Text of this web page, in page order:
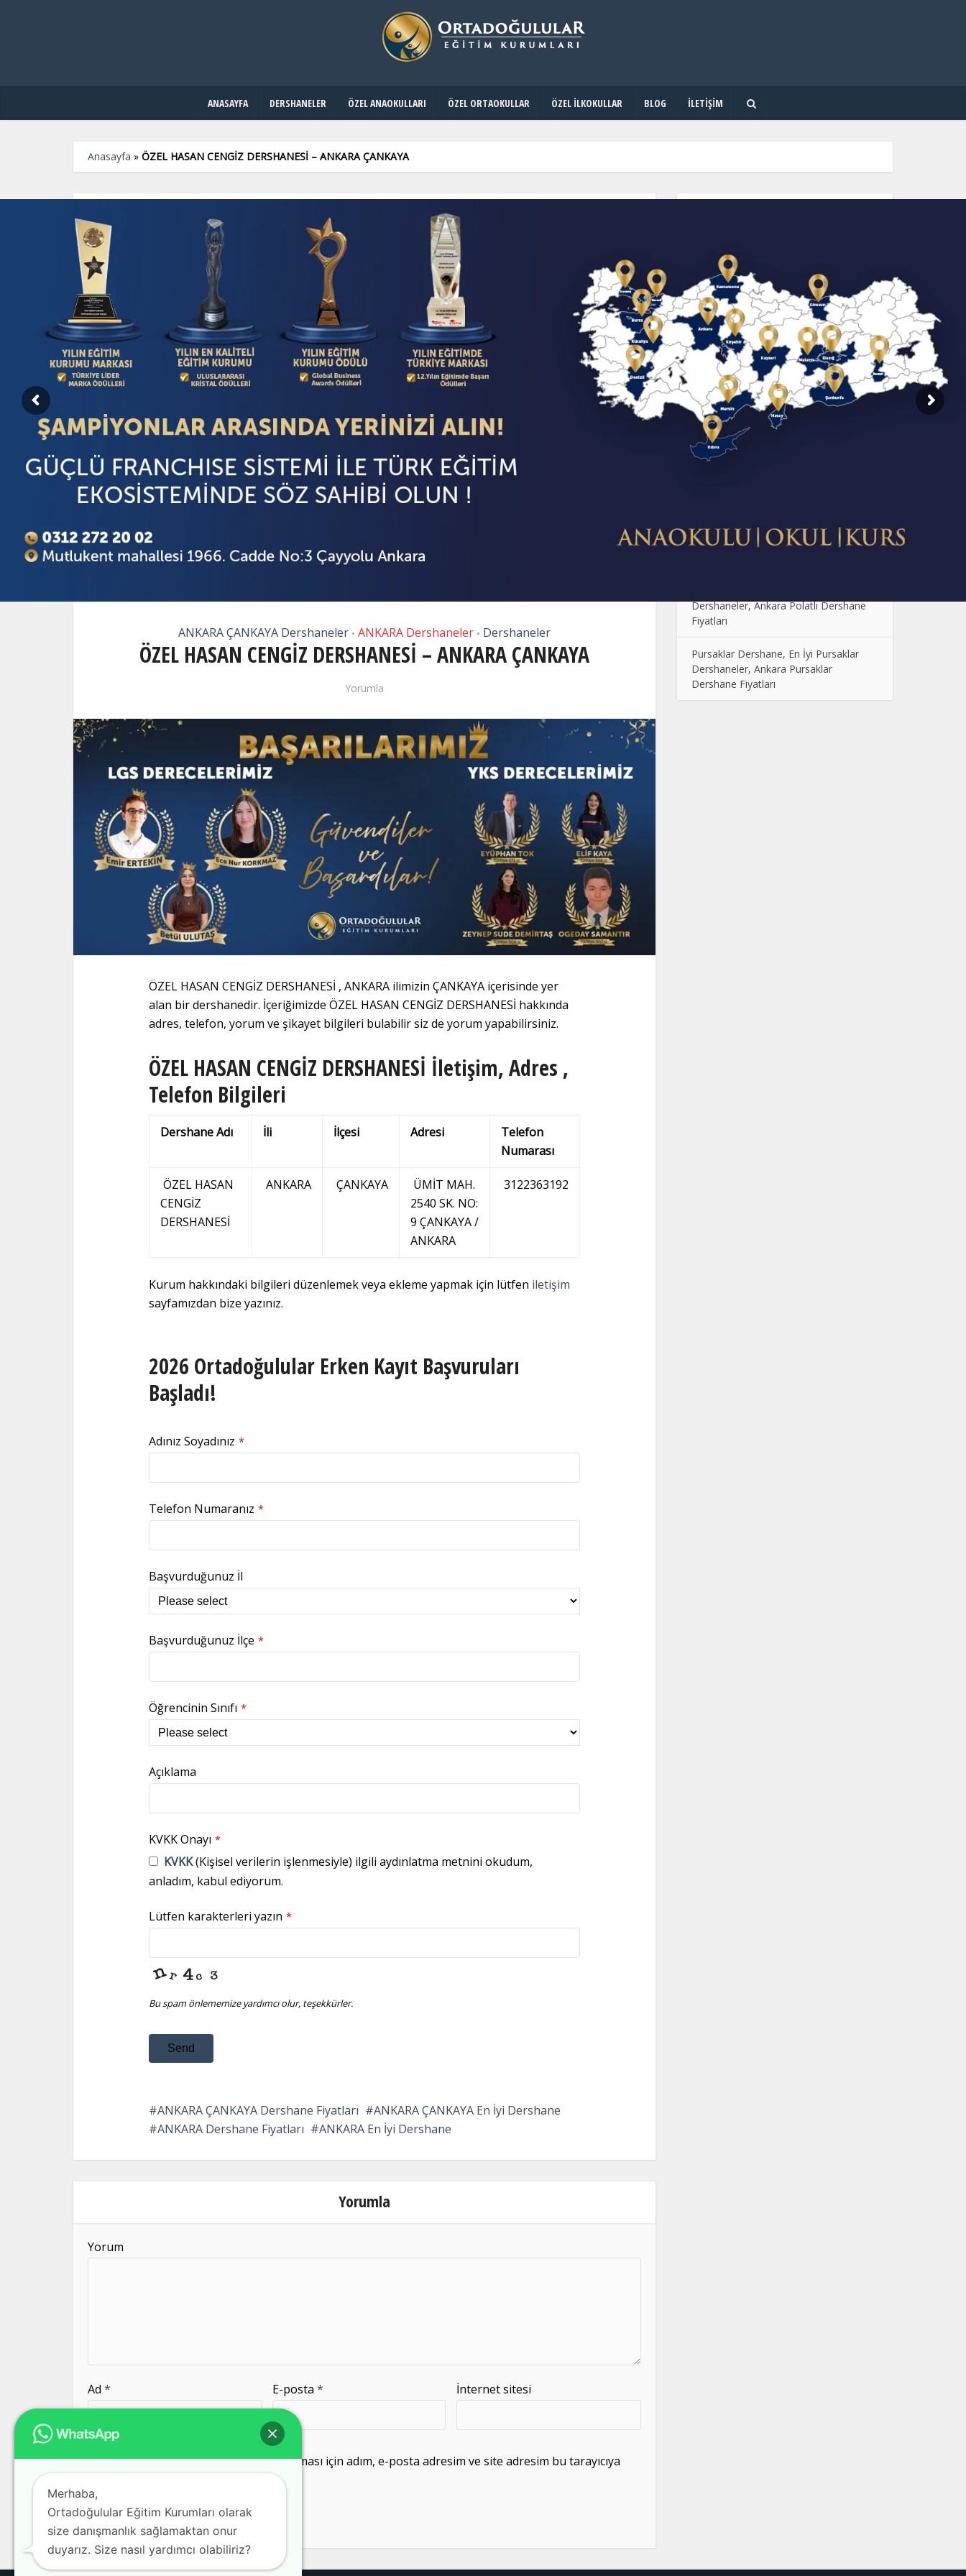
ANASAYFA DERSHANELER ÖZEL ANAOKULLARI ÖZEL ORTAOKULLAR ÖZEL İLKOKULLAR BLOG İLETIŞIM
Anasayfa » ÖZEL HASAN CENGİZ DERSHANESİ – ANKARA ÇANKAYA
ANKARA ÇANKAYA Dershaneler • ANKARA Dershaneler • Dershaneler
ÖZEL HASAN CENGİZ DERSHANESİ – ANKARA ÇANKAYA
Yorumla
ÖZEL HASAN CENGİZ DERSHANESİ , ANKARA ilimizin ÇANKAYA içerisinde yer
alan bir dershanedir. İçeriğimizde ÖZEL HASAN CENGİZ DERSHANESİ hakkında
adres, telefon, yorum ve şikayet bilgileri bulabilir siz de yorum yapabilirsiniz.
ÖZEL HASAN CENGİZ DERSHANESİ İletişim, Adres ,
Telefon Bilgileri
Dershane Adı İli İlçesi Adresi
Telefon
Numarası
ÖZEL HASAN
CENGİZ
DERSHANESİ
ANKARA ÇANKAYA
ÜMİT MAH.
2540 SK. NO:
9 ÇANKAYA /
ANKARA
3122363192
Kurum hakkındaki bilgileri düzenlemek veya ekleme yapmak için lütfen iletişim
sayfamızdan bize yazınız.
2026 Ortadoğulular Erken Kayıt Başvuruları
Başladı!
Adınız Soyadınız *
Telefon Numaranız *
Başvurduğunuz İl
Başvurduğunuz İlçe *
Öğrencinin Sınıfı *
Açıklama
KVKK Onayı *
KVKK(Kişisel verilerin işlenmesiyle) ilgili aydınlatma metnini okudum,
anladım, kabul ediyorum.
Lütfen karakterleri yazın *
Bu spam önlememize yardımcı olur, teşekkürler.
Send
field
should
left
ANKARA ÇANKAYA Dershane Fiyatları
ANKARA ÇANKAYA En İyi Dershane
ANKARA Dershane Fiyatları
ANKARA En İyi Dershane
Yorumla
Yorum
Ad * E-posta * İnternet sitesi
Daha sonraki yorumlarımda kullanılması için adım, e-posta adresim ve site adresim bu tarayıcıya
SON EKLENENLER
Dershane Fiyatlarının Farklı Olmasının
Sebebi Nedir?
Çocuklarda Sosyal Becerilerin
Geliştirilmesi: Oyun ve Etkinlik Önerileri
Anaokulunda Günlük Rutinler: Çocukların
Kolej Seçimi Yaparken Dikkat Edilmesi
Dershaneler, Ankara Polatlı Dershane
Fiyatları
Pursaklar Dershane, En İyi Pursaklar
Dershaneler, Ankara Pursaklar
Dershane Fiyatları
Merhaba,
Ortadoğulular Eğitim Kurumları olarak
size danışmanlık sağlamaktan onur
duyarız. Size nasıl yardımcı olabiliriz?